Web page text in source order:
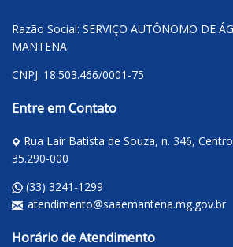
Razão Social: SERVIÇO AUTÔNOMO DE
MANTENA
CNPJ: 18.503.466/0001-75
Entre em Contato
Rua Lair Batista de Souza, n. 346,
35.290-000
(33) 3241-1299
atendimento@saaemantena.mg.gov.br
Horário de Atendimento